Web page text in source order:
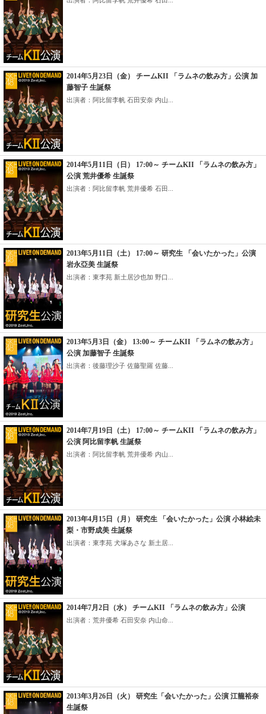
2014年5月23日（金） チームKII 「ラムネの飲み方」公演 加
藤智子 生誕祭
出演者：阿比留李帆 石田安奈 内山...
2014年5月11日（日） 17:00～ チームKII 「ラムネの飲み方」
公演 荒井優希 生誕祭
出演者：阿比留李帆 荒井優希 石田...
2013年5月11日（土） 17:00～ 研究生 「会いたかった」公演
岩永亞美 生誕祭
出演者：東李苑 新土居沙也加 野口...
2013年5月3日（金） 13:00～ チームKII 「ラムネの飲み方」
公演 加藤智子 生誕祭
出演者：後藤理沙子 佐藤聖羅 佐藤...
2014年7月19日（土） 17:00～ チームKII 「ラムネの飲み方」
公演 阿比留李帆 生誕祭
出演者：阿比留李帆 荒井優希 内山...
2013年4月15日（月） 研究生 「会いたかった」公演 小林絵未
梨・市野成美 生誕祭
出演者：東李苑 犬塚あさな 新土居...
2014年7月2日（水） チームKII 「ラムネの飲み方」公演
出演者：荒井優希 石田安奈 内山命...
2013年3月26日（火） 研究生「会いたかった」公演 江籠裕奈
生誕祭